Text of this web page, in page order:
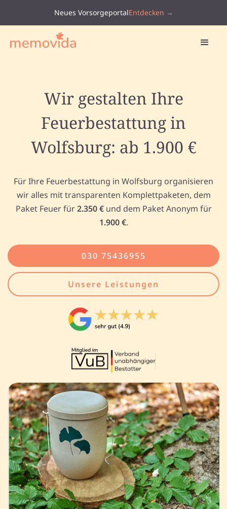
Neues VorsorgeportalEntdecken →
Wir gestalten Ihre
Feuerbestattung in
Wolfsburg: ab 1.900 €
Für Ihre Feuerbestattung in Wolfsburg organisieren
wir alles mit transparenten Komplettpaketen, dem
Paket Feuer für2.350 €und dem Paket Anonym für
1.900 €.
030 75436955
Unsere Leistungen